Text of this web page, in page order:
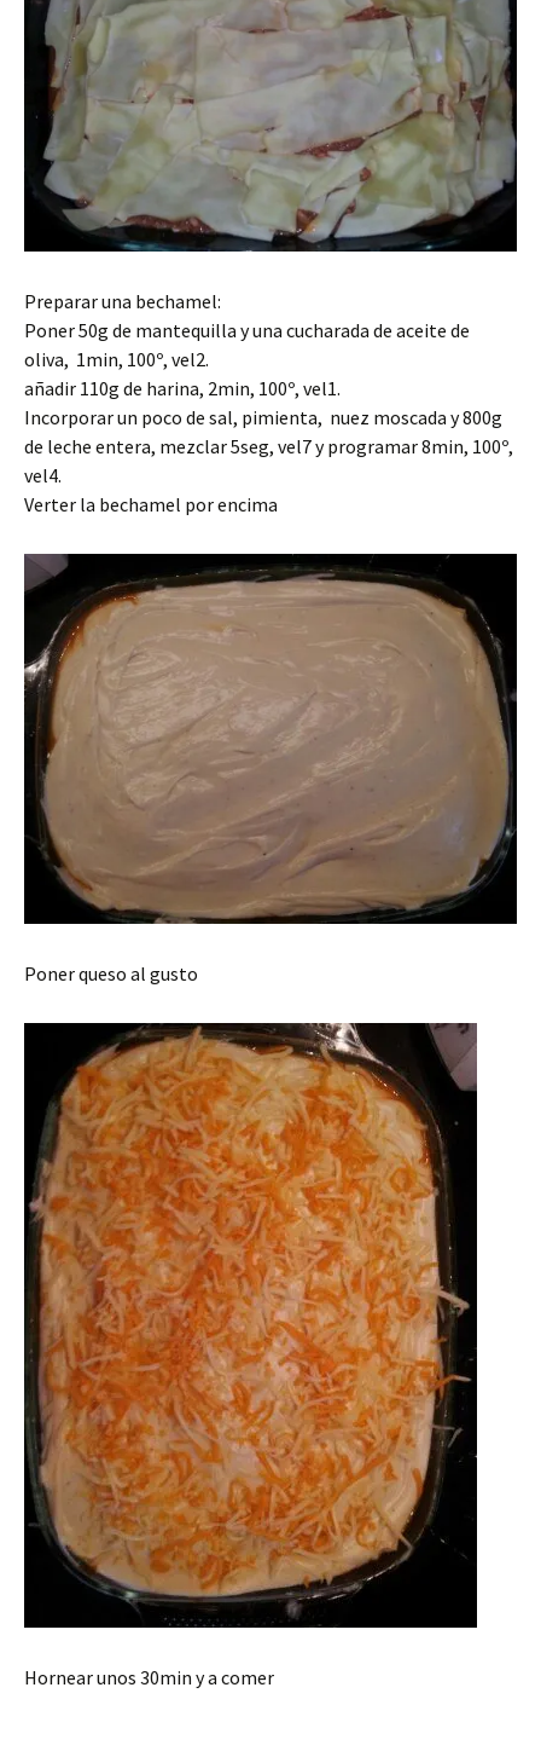
Preparar una bechamel:
Poner 50g de mantequilla y una cucharada de aceite de
oliva, 1min, 100º, vel2.
añadir 110g de harina, 2min, 100º, vel1.
Incorporar un poco de sal, pimienta, nuez moscada y 800g
de leche entera, mezclar 5seg, vel7 y programar 8min, 100º,
vel4.
Verter la bechamel por encima
Poner queso al gusto
Hornear unos 30min y a comer